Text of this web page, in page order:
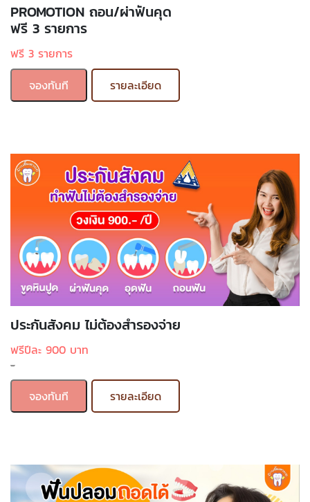
PROMOTION ถอน/ผ่าฟันคุด
ฟรี 3 รายการ
ฟรี 3 รายการ
จองทันที
รายละเอียด
ประกันสังคม ไม่ต้องสำรองจ่าย
ฟรีปีละ 900 บาท
-
จองทันที รายละเอียด